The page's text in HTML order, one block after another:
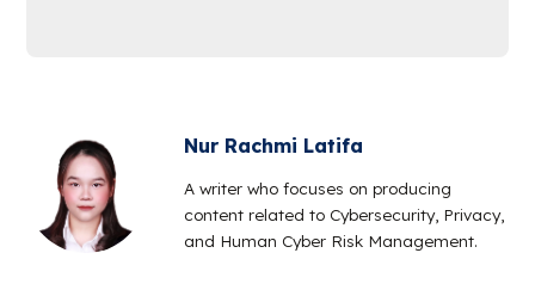
Nur Rachmi Latifa
A writer who focuses on producing
content related to Cybersecurity, Privacy,
and Human Cyber Risk Management.